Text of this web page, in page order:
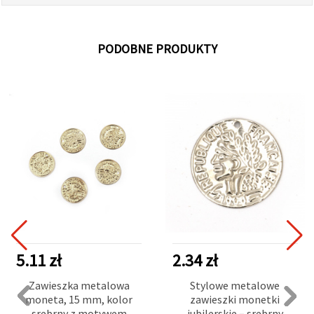
PODOBNE PRODUKTY
5.11 zł
Zawieszka metalowa
moneta, 15 mm, kolor
2.34 zł
Stylowe metalowe
zawieszki monetki